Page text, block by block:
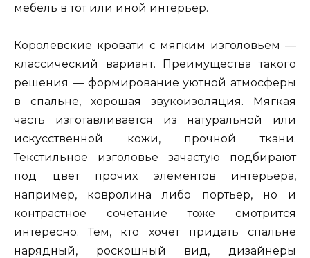
мебель в тот или иной интерьер.
Королевские кровати с мягким изголовьем —
классический вариант. Преимущества такого
решения — формирование уютной атмосферы
в спальне, хорошая звукоизоляция. Мягкая
часть изготавливается из натуральной или
искусственной кожи, прочной ткани.
Текстильное изголовье зачастую подбирают
под цвет прочих элементов интерьера,
например, ковролина либо портьер, но и
контрастное сочетание тоже смотрится
интересно. Тем, кто хочет придать спальне
нарядный, роскошный вид, дизайнеры